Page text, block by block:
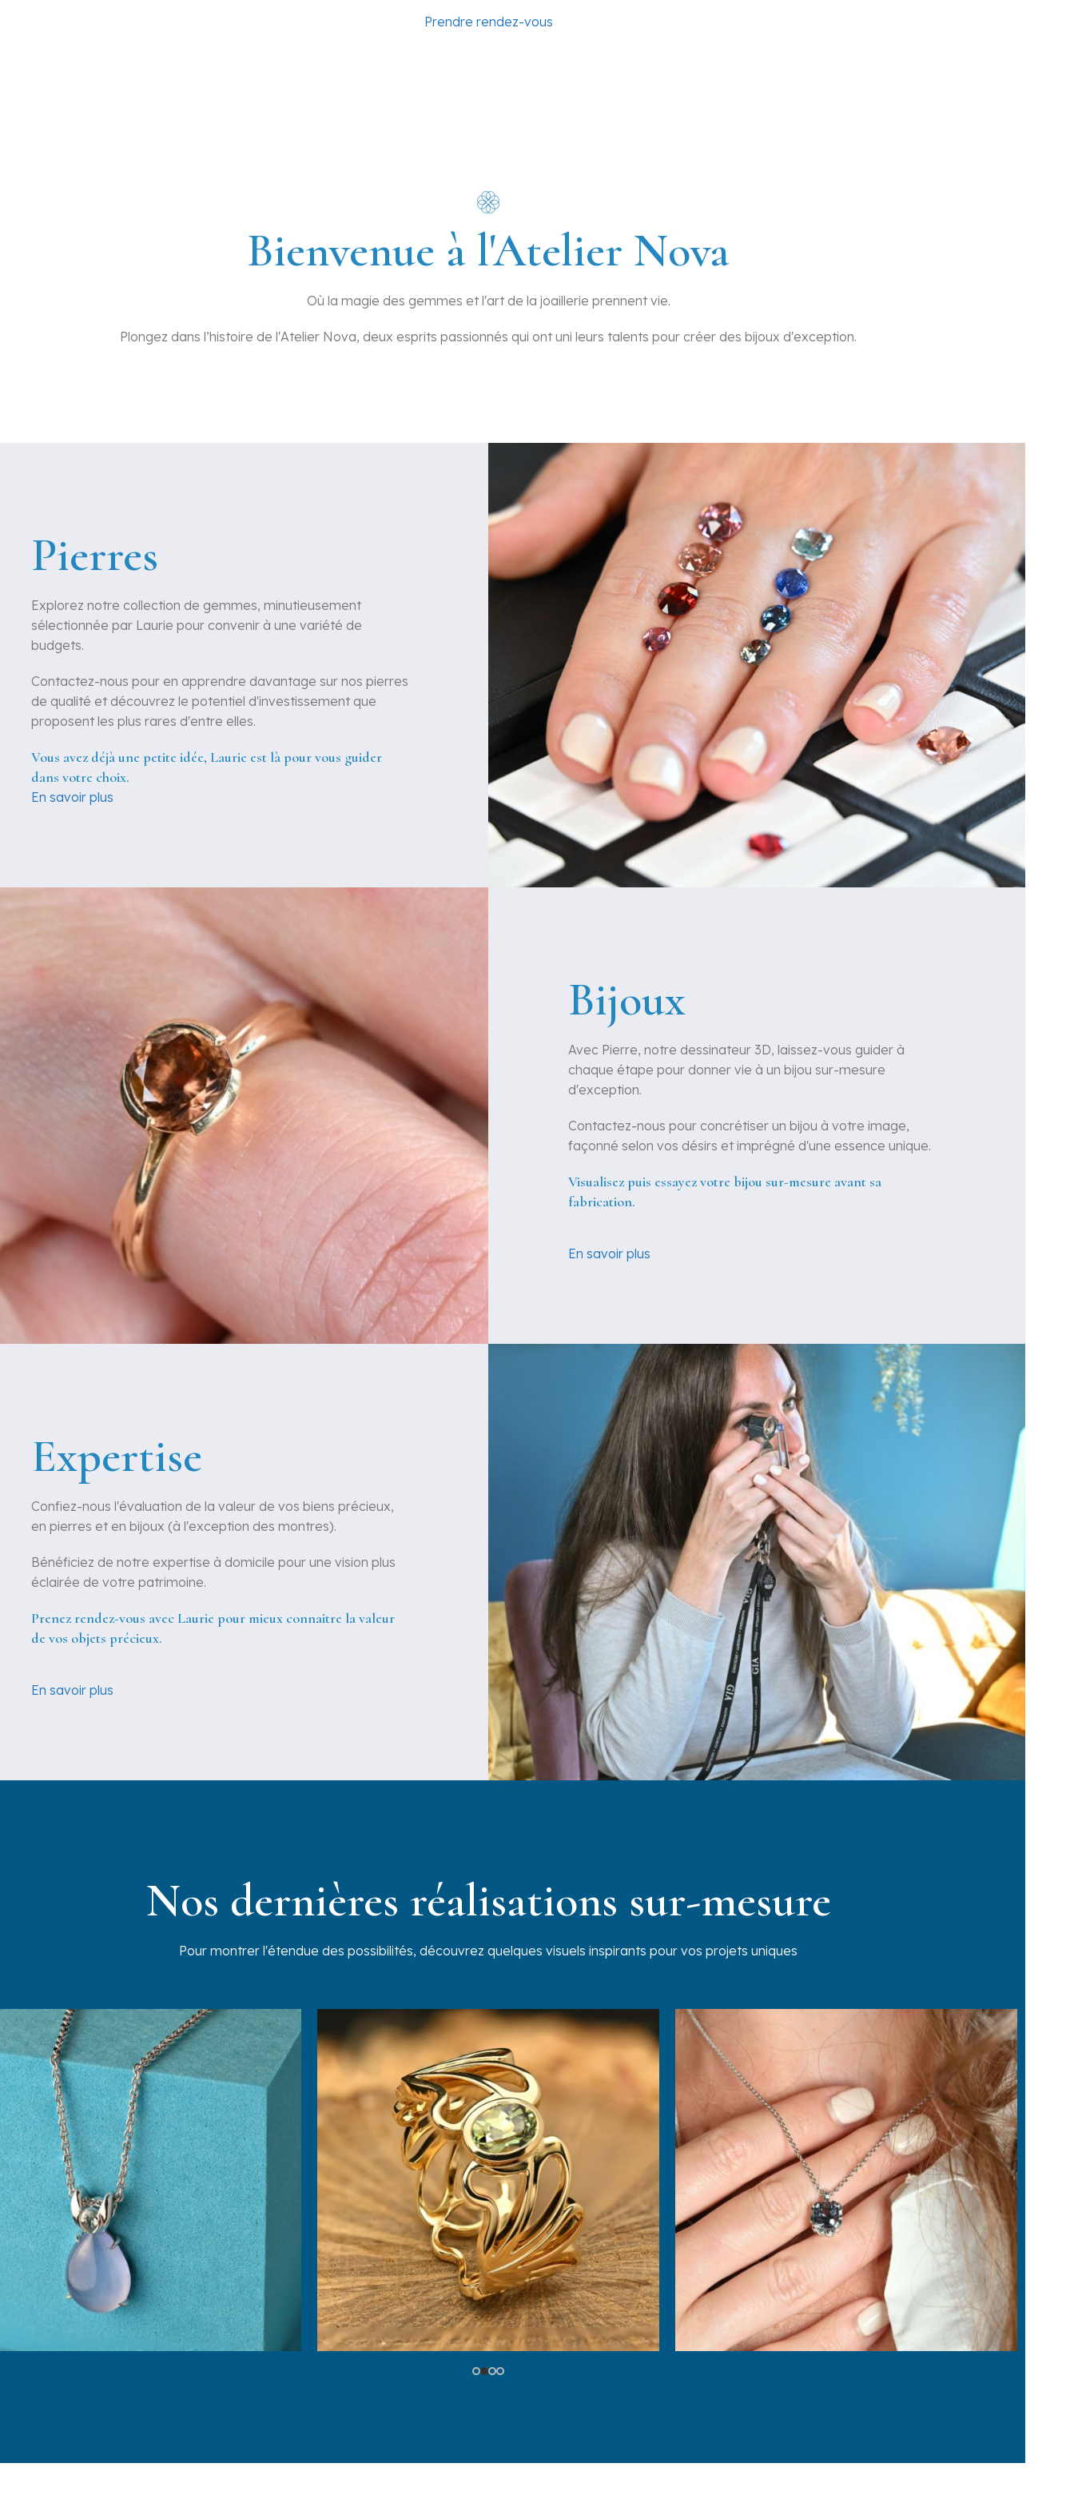
Atelier Nova
En savoir plus
Un bijou à votre image
Expertise de vos pierres et bijoux
Notre boutique
Bienvenue à l'Atelier Nova
Où la magie des gemmes et l'art de la joaillerie prennent vie.
Plongez dans l’histoire de l'Atelier Nova, deux esprits passionnés qui ont uni leurs talents pour créer des bijoux d'exception.
Pierres
Explorez notre collection de gemmes, minutieusement
sélectionnée par Laurie pour convenir à une variété de
budgets.
Contactez-nous pour en apprendre davantage sur nos pierres
de qualité et découvrez le potentiel d'investissement que
proposent les plus rares d'entre elles.
Vous avez déjà une petite idée, Laurie est là pour vous guider
dans votre choix.
En savoir plus
Bijoux
Avec Pierre, notre dessinateur 3D, laissez-vous guider à
chaque étape pour donner vie à un bijou sur-mesure
d'exception.
Contactez-nous pour concrétiser un bijou à votre image,
façonné selon vos désirs et imprégné d'une essence unique.
Visualisez puis essayez votre bijou sur-mesure avant sa
fabrication.
En savoir plus
Expertise
Confiez-nous l'évaluation de la valeur de vos biens précieux,
en pierres et en bijoux (à l'exception des montres).
Bénéficiez de notre expertise à domicile pour une vision plus
éclairée de votre patrimoine.
Prenez rendez-vous avec Laurie pour mieux connaitre la valeur
de vos objets précieux.
En savoir plus
Nos dernières réalisations sur-mesure
Pour montrer l'étendue des possibilités, découvrez quelques visuels inspirants pour vos projets uniques